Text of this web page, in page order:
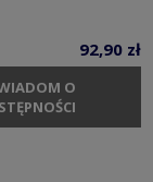
92,90 zł
O